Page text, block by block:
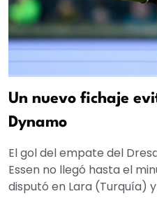
Un nuevo fichaje
Dynamo
El gol del empate del
Essen no llegó hasta el
disputó en Lara (Turquía)